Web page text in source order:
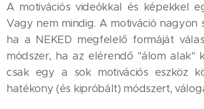
A motivációs videókkal és képekkel
Vagy nem mindig. A motiváció
ha a NEKED megfelelő formáját
módszer, ha az elérendő "álom
csak egy a sok motivációs eszköz
hatékony (és kipróbált) módszert,